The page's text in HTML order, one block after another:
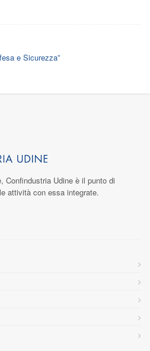
e Sicurezza”
Confindustria Udine è il punto di
attività con essa integrate.